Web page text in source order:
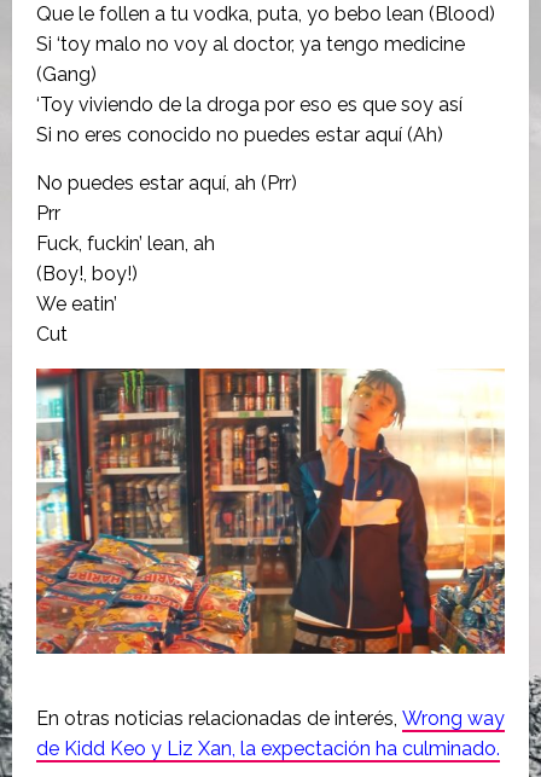
Que le follen a tu vodka, puta, yo bebo lean (Blood)
Si ‘toy malo no voy al doctor, ya tengo medicine
(Gang)
‘Toy viviendo de la droga por eso es que soy así
Si no eres conocido no puedes estar aquí (Ah)
No puedes estar aquí, ah (Prr)
Prr
Fuck, fuckin’ lean, ah
(Boy!, boy!)
We eatin’
Cut
En otras noticias relacionadas de interés, Wrong way
de Kidd Keo y Liz Xan, la expectación ha culminado.